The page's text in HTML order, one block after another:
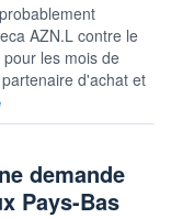
AZN.L contre le
les mois de
d'achat et
demande
Pays-Bas